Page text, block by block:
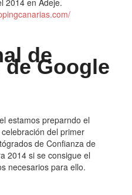
2014 en Adeje.
de
Google
estamos preparndo el
del primer
de Confianza de
2014 si se consigue el
necesarios para ello.